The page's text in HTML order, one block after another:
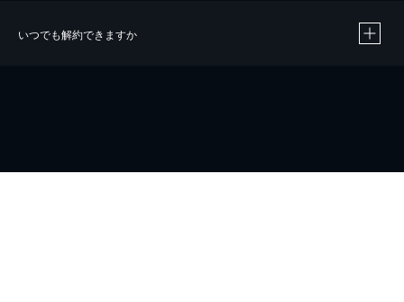
いつでも解約できますか